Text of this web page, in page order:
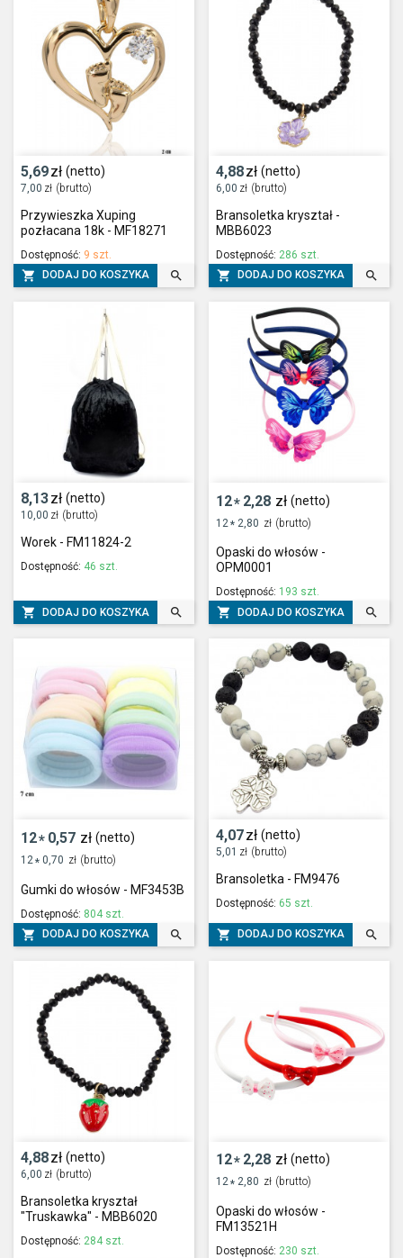
5,69zł (netto)
7,00 zł (brutto)
Przywieszka Xuping
pozłacana 18k - MF18271
Dostępność: 9 szt.
 DODAJ DO KOSZYKA 
4,88zł (netto)
6,00 zł (brutto)
Bransoletka kryształ -
MBB6023
Dostępność: 286 szt.
 DODAJ DO KOSZYKA 
8,13zł (netto)
10,00 zł (brutto)
Worek - FM11824-2
Dostępność: 46 szt.
 DODAJ DO KOSZYKA 
12* 2,28 zł (netto)
12 * 2,80 zł (brutto)
Opaski do włosów -
OPM0001
Dostępność: 193 szt.
 DODAJ DO KOSZYKA 
12* 0,57 zł (netto)
12 * 0,70 zł (brutto)
Gumki do włosów - MF3453B
Dostępność: 804 szt.
 DODAJ DO KOSZYKA 
4,07zł (netto)
5,01 zł (brutto)
Bransoletka - FM9476
Dostępność: 65 szt.
 DODAJ DO KOSZYKA 
4,88zł (netto)
6,00 zł (brutto)
Bransoletka kryształ
"Truskawka" - MBB6020
Dostępność: 284 szt.
12* 2,28 zł (netto)
12* 2,80 zł (brutto)
Opaski do włosów -
FM13521H
Dostępność: 230 szt.